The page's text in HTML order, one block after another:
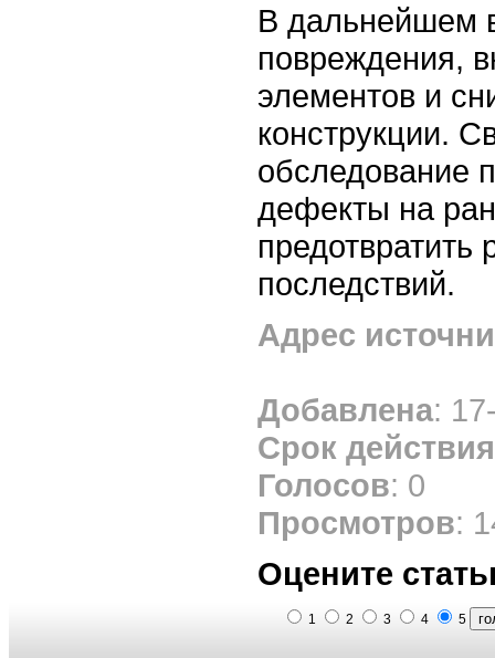
В дальнейшем
повреждения,
элементов и
конструкции.
обследование
дефекты на
предотвратить
последствий.
Адрес
Добавлена:
Срок действия
Голосов: 0
Просмотров:
Оцените
1 2 3 4 5